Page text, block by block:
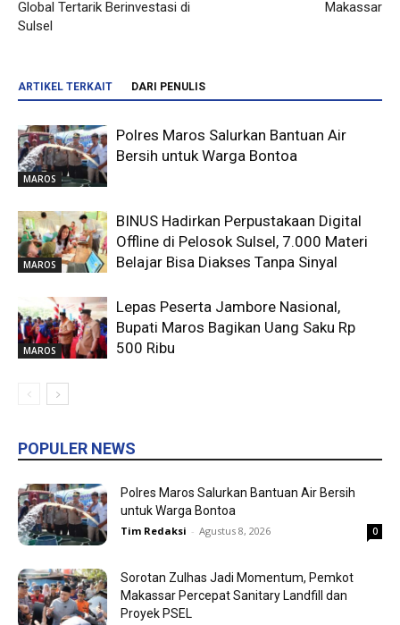
Global Tertarik Berinvestasi di
Sulsel
Makassar
ARTIKEL TERKAIT DARI PENULIS
MAROS
Polres Maros Salurkan Bantuan Air
Bersih untuk Warga Bontoa
MAROS
BINUS Hadirkan Perpustakaan Digital
Offline di Pelosok Sulsel, 7.000 Materi
Belajar Bisa Diakses Tanpa Sinyal
MAROS
Lepas Peserta Jambore Nasional,
Bupati Maros Bagikan Uang Saku Rp
500 Ribu
POPULER NEWS
Polres Maros Salurkan Bantuan Air Bersih
untuk Warga Bontoa
Tim Redaksi - Agustus 8, 2026 0
Sorotan Zulhas Jadi Momentum, Pemkot
Makassar Percepat Sanitary Landfill dan
Proyek PSEL